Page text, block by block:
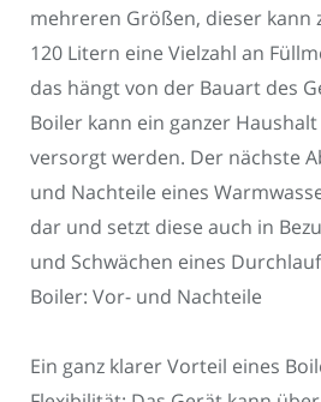
mehreren Größen, dieser kann
120 Litern eine Vielzahl an
das hängt von der Bauart des
Boiler kann ein ganzer
versorgt werden. Der nächste
und Nachteile eines
dar und setzt diese auch in
und Schwächen eines
Boiler: Vor- und Nachteile
Ein ganz klarer Vorteil eines